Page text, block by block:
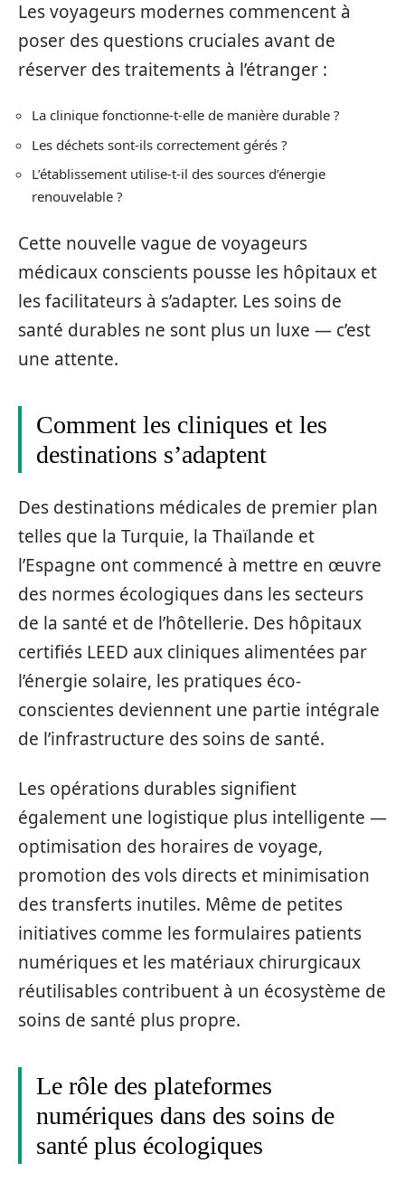
Les voyageurs modernes commencent à
poser des questions cruciales avant de
réserver des traitements à l’étranger :
La clinique fonctionne-t-elle de manière durable ?
Les déchets sont-ils correctement gérés ?
L’établissement utilise-t-il des sources d’énergie
renouvelable ?
Cette nouvelle vague de voyageurs
médicaux conscients pousse les hôpitaux et
les facilitateurs à s’adapter. Les soins de
santé durables ne sont plus un luxe — c’est
une attente.
Comment les cliniques et les
destinations s’adaptent
Des destinations médicales de premier plan
telles que la Turquie, la Thaïlande et
l’Espagne ont commencé à mettre en œuvre
des normes écologiques dans les secteurs
de la santé et de l’hôtellerie. Des hôpitaux
certifiés LEED aux cliniques alimentées par
l’énergie solaire, les pratiques éco-
conscientes deviennent une partie intégrale
de l’infrastructure des soins de santé.
Les opérations durables signifient
également une logistique plus intelligente —
optimisation des horaires de voyage,
promotion des vols directs et minimisation
des transferts inutiles. Même de petites
initiatives comme les formulaires patients
numériques et les matériaux chirurgicaux
réutilisables contribuent à un écosystème de
soins de santé plus propre.
Le rôle des plateformes
numériques dans des soins de
santé plus écologiques